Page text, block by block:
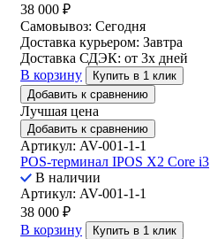
38 000 ₽
Самовывоз: Сегодня
Доставка курьером: Завтра
Доставка СДЭК: от 3х дней
В корзину
Купить в 1 клик
Добавить к сравнению
Лучшая цена
Добавить к сравнению
Артикул: AV-001-1-1
POS-терминал IPOS X2 Core i3
В наличии
Артикул: AV-001-1-1
38 000 ₽
В корзину
Купить в 1 клик